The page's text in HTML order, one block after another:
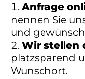
Anfrage
nennen Sie
und
Wir stellen
platzsparend
Wunschort.